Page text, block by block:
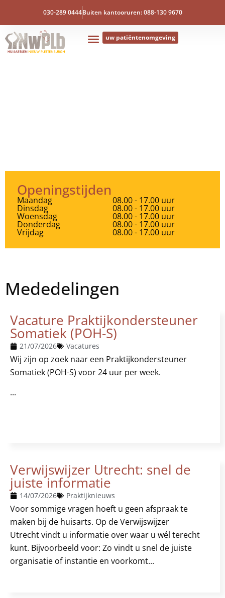
030-289 0444Buiten kantooruren: 088-130 9670
uw patiëntenomgeving
Openingstijden
Maandag 08.00 - 17.00 uur
Dinsdag 08.00 - 17.00 uur
Woensdag 08.00 - 17.00 uur
Donderdag 08.00 - 17.00 uur
Vrijdag 08.00 - 17.00 uur
Mededelingen
Vacature Praktijkondersteuner
Somatiek (POH-S)
21/07/2026 Vacatures
Wij zijn op zoek naar een Praktijkondersteuner
Somatiek (POH-S) voor 24 uur per week.
...
Verwijswijzer Utrecht: snel de
juiste informatie
14/07/2026 Praktijknieuws
Voor sommige vragen hoeft u geen afspraak te
maken bij de huisarts. Op de Verwijswijzer
Utrecht vindt u informatie over waar u wél terecht
kunt. Bijvoorbeeld voor: Zo vindt u snel de juiste
organisatie of instantie en voorkomt...